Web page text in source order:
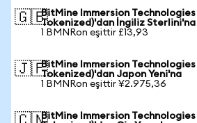
🇬🇧BitMine Immersion
Tokenized)'dan İngiliz Sterlini'na
1 BMNRon eşittir £13,93
🇯🇵BitMine Immersion
Tokenized)'dan Japon Yeni'na
1 BMNRon eşittir ¥2.975,36
BitMine Immersion